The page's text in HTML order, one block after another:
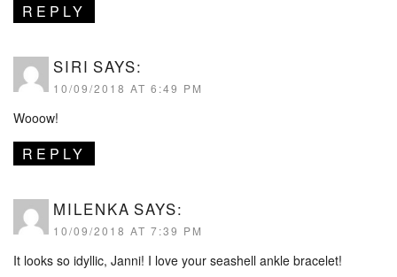
REPLY
SIRI SAYS:
10/09/2018 AT 6:49 PM
Wooow!
REPLY
MILENKA SAYS:
10/09/2018 AT 7:39 PM
It looks so idyllic, Janni! I love your seashell ankle bracelet!